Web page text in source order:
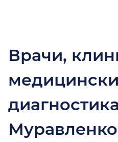
Врачи,
Муравленко